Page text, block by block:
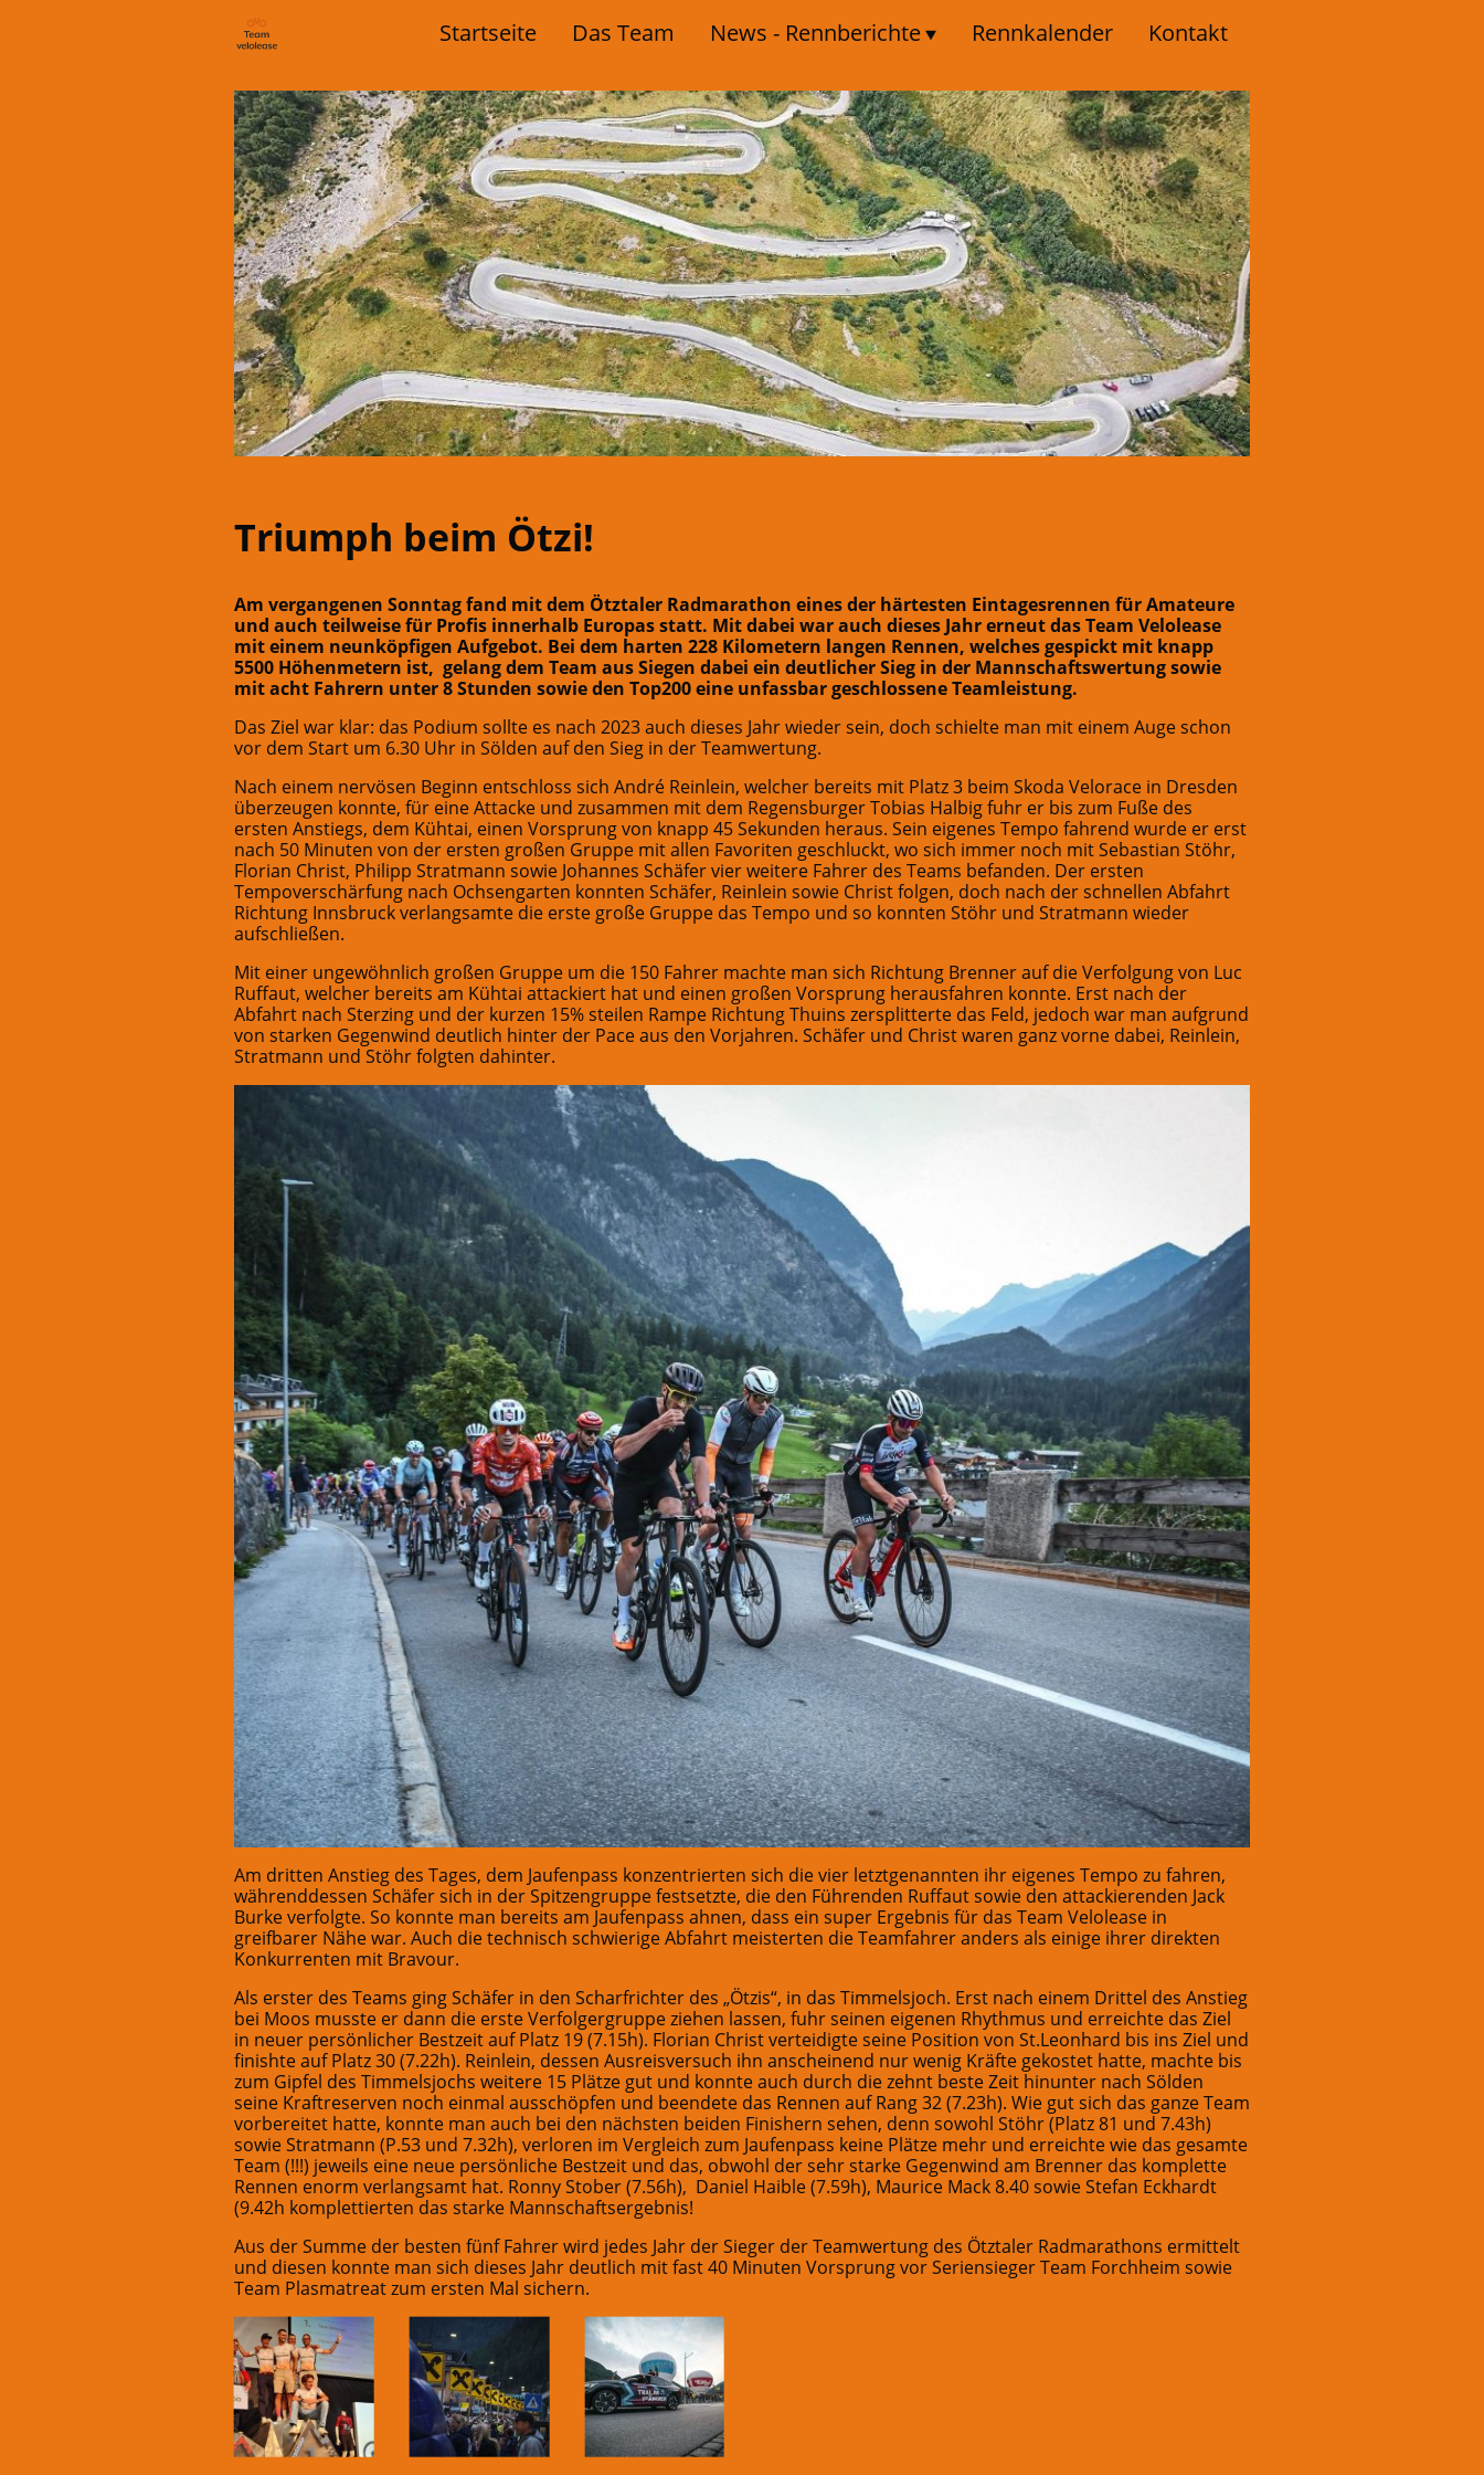
Startseite Das Team News - Rennberichte Rennkalender Kontakt
Triumph beim Ötzi!
Am vergangenen Sonntag fand mit dem Ötztaler Radmarathon eines der härtesten Eintagesrennen für Amateure
und auch teilweise für Profis innerhalb Europas statt. Mit dabei war auch dieses Jahr erneut das Team Velolease
mit einem neunköpfigen Aufgebot. Bei dem harten 228 Kilometern langen Rennen, welches gespickt mit knapp
5500 Höhenmetern ist, gelang dem Team aus Siegen dabei ein deutlicher Sieg in der Mannschaftswertung sowie
mit acht Fahrern unter 8 Stunden sowie den Top200 eine unfassbar geschlossene Teamleistung.
Das Ziel war klar: das Podium sollte es nach 2023 auch dieses Jahr wieder sein, doch schielte man mit einem Auge schon
vor dem Start um 6.30 Uhr in Sölden auf den Sieg in der Teamwertung.
Nach einem nervösen Beginn entschloss sich André Reinlein, welcher bereits mit Platz 3 beim Skoda Velorace in Dresden
überzeugen konnte, für eine Attacke und zusammen mit dem Regensburger Tobias Halbig fuhr er bis zum Fuße des
ersten Anstiegs, dem Kühtai, einen Vorsprung von knapp 45 Sekunden heraus. Sein eigenes Tempo fahrend wurde er erst
nach 50 Minuten von der ersten großen Gruppe mit allen Favoriten geschluckt, wo sich immer noch mit Sebastian Stöhr,
Florian Christ, Philipp Stratmann sowie Johannes Schäfer vier weitere Fahrer des Teams befanden. Der ersten
Tempoverschärfung nach Ochsengarten konnten Schäfer, Reinlein sowie Christ folgen, doch nach der schnellen Abfahrt
Richtung Innsbruck verlangsamte die erste große Gruppe das Tempo und so konnten Stöhr und Stratmann wieder
aufschließen.
Mit einer ungewöhnlich großen Gruppe um die 150 Fahrer machte man sich Richtung Brenner auf die Verfolgung von Luc
Ruffaut, welcher bereits am Kühtai attackiert hat und einen großen Vorsprung herausfahren konnte. Erst nach der
Abfahrt nach Sterzing und der kurzen 15% steilen Rampe Richtung Thuins zersplitterte das Feld, jedoch war man aufgrund
von starken Gegenwind deutlich hinter der Pace aus den Vorjahren. Schäfer und Christ waren ganz vorne dabei, Reinlein,
Stratmann und Stöhr folgten dahinter.
Am dritten Anstieg des Tages, dem Jaufenpass konzentrierten sich die vier letztgenannten ihr eigenes Tempo zu fahren,
währenddessen Schäfer sich in der Spitzengruppe festsetzte, die den Führenden Ruffaut sowie den attackierenden Jack
Burke verfolgte. So konnte man bereits am Jaufenpass ahnen, dass ein super Ergebnis für das Team Velolease in
greifbarer Nähe war. Auch die technisch schwierige Abfahrt meisterten die Teamfahrer anders als einige ihrer direkten
Konkurrenten mit Bravour.
Als erster des Teams ging Schäfer in den Scharfrichter des „Ötzis“, in das Timmelsjoch. Erst nach einem Drittel des Anstieg
bei Moos musste er dann die erste Verfolgergruppe ziehen lassen, fuhr seinen eigenen Rhythmus und erreichte das Ziel
in neuer persönlicher Bestzeit auf Platz 19 (7.15h). Florian Christ verteidigte seine Position von St.Leonhard bis ins Ziel und
finishte auf Platz 30 (7.22h). Reinlein, dessen Ausreisversuch ihn anscheinend nur wenig Kräfte gekostet hatte, machte bis
zum Gipfel des Timmelsjochs weitere 15 Plätze gut und konnte auch durch die zehnt beste Zeit hinunter nach Sölden
seine Kraftreserven noch einmal ausschöpfen und beendete das Rennen auf Rang 32 (7.23h). Wie gut sich das ganze Team
vorbereitet hatte, konnte man auch bei den nächsten beiden Finishern sehen, denn sowohl Stöhr (Platz 81 und 7.43h)
sowie Stratmann (P.53 und 7.32h), verloren im Vergleich zum Jaufenpass keine Plätze mehr und erreichte wie das gesamte
Team (!!!) jeweils eine neue persönliche Bestzeit und das, obwohl der sehr starke Gegenwind am Brenner das komplette
Rennen enorm verlangsamt hat. Ronny Stober (7.56h), Daniel Haible (7.59h), Maurice Mack 8.40 sowie Stefan Eckhardt
(9.42h komplettierten das starke Mannschaftsergebnis!
Aus der Summe der besten fünf Fahrer wird jedes Jahr der Sieger der Teamwertung des Ötztaler Radmarathons ermittelt
und diesen konnte man sich dieses Jahr deutlich mit fast 40 Minuten Vorsprung vor Seriensieger Team Forchheim sowie
Team Plasmatreat zum ersten Mal sichern.